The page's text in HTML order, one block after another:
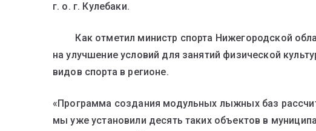
г. о. г. Кулебаки.
Как отметил министр спорта Нижегородской
на улучшение условий для занятий физической
видов спорта в регионе.
«Программа создания модульных лыжных баз
мы уже установили десять таких объектов в